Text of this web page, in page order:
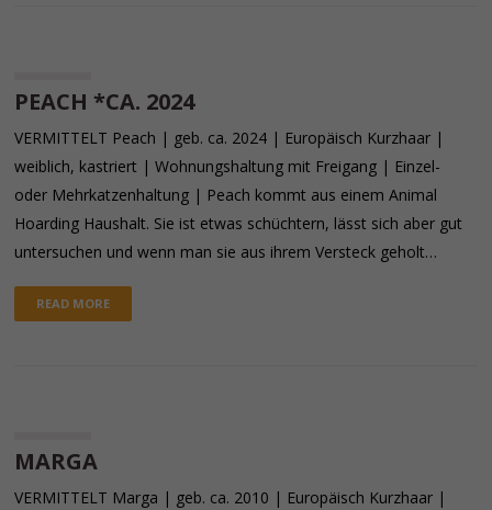
PEACH *CA. 2024
VERMITTELT Peach | geb. ca. 2024 | Europäisch Kurzhaar |
weiblich, kastriert | Wohnungshaltung mit Freigang | Einzel-
oder Mehrkatzenhaltung | Peach kommt aus einem Animal
Hoarding Haushalt. Sie ist etwas schüchtern, lässt sich aber gut
untersuchen und wenn man sie aus ihrem Versteck geholt…
READ MORE
MARGA
VERMITTELT Marga | geb. ca. 2010 | Europäisch Kurzhaar |